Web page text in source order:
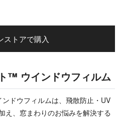
ストアで購入
™ ウインドウフィルム
ドウフィルムは、飛散防止・UV
え、窓まわりのお悩みを解決する